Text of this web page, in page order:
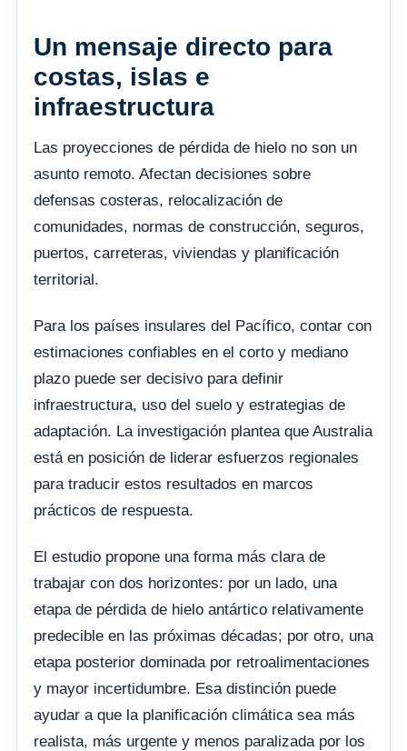
Un mensaje directo para
costas, islas e
infraestructura
Las proyecciones de pérdida de hielo no son un
asunto remoto. Afectan decisiones sobre
defensas costeras, relocalización de
comunidades, normas de construcción, seguros,
puertos, carreteras, viviendas y planificación
territorial.
Para los países insulares del Pacífico, contar con
estimaciones confiables en el corto y mediano
plazo puede ser decisivo para definir
infraestructura, uso del suelo y estrategias de
adaptación. La investigación plantea que Australia
está en posición de liderar esfuerzos regionales
para traducir estos resultados en marcos
prácticos de respuesta.
El estudio propone una forma más clara de
trabajar con dos horizontes: por un lado, una
etapa de pérdida de hielo antártico relativamente
predecible en las próximas décadas; por otro, una
etapa posterior dominada por retroalimentaciones
y mayor incertidumbre. Esa distinción puede
ayudar a que la planificación climática sea más
realista, más urgente y menos paralizada por los